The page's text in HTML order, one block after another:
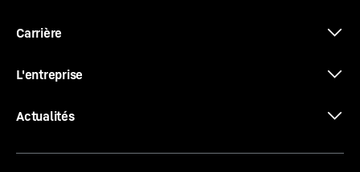
Carrière
L'entreprise
Actualités